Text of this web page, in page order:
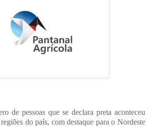
de pessoas que se declara preta aconteceu
do país, com destaque para o Nordeste